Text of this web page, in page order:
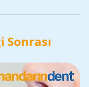
Sonrası